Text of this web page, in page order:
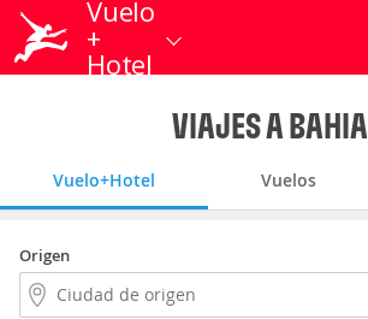
Vuelo
+
Hotel
VIAJES A BAHIA
Vuelo+Hotel Vuelos
Origen